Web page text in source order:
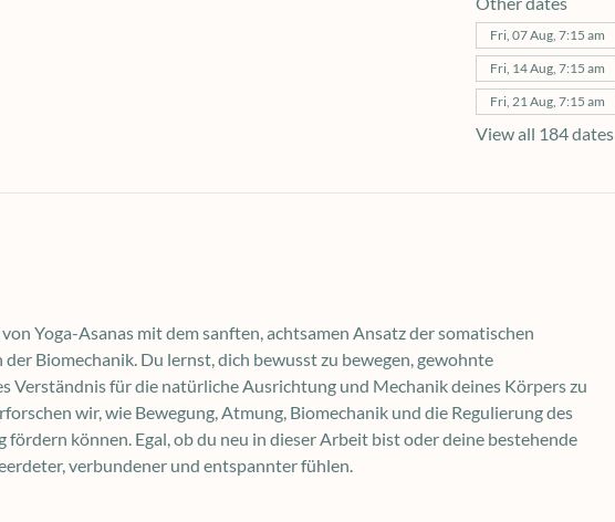
Fri, 07 Aug, 7:15 am
Fri, 14 Aug, 7:15 am
Fri, 21 Aug, 7:15 am
View all 184 dates
Yoga-Asanas mit dem sanften, achtsamen Ansatz der somatischen
Biomechanik. Du lernst, dich bewusst zu bewegen, gewohnte
Verständnis für die natürliche Ausrichtung und Mechanik deines Körpers zu
wir, wie Bewegung, Atmung, Biomechanik und die Regulierung des
können. Egal, ob du neu in dieser Arbeit bist oder deine bestehende
verbundener und entspannter fühlen.